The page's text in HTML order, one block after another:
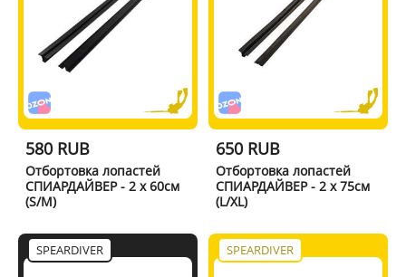
580 RUB
Отбортовка лопастей
СПИАРДАЙВЕР - 2 x 60см
(S/M)
650 RUB
Отбортовка лопастей
СПИАРДАЙВЕР - 2 x 75см
(L/XL)
SPEARDIVER SPEARDIVER